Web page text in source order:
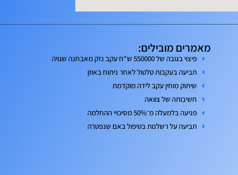
מאמרים מובילים:
פיצוי בגובה של 550000 ש"ח עקב נזק מאבחנה שגויה
תביעה בעקבות טלטול לאחר ניתוח באוזן
שיתוק מוחין עקב לידה מוקדמת
חשיבותה של צוואה
פגיעה בלמעלה מ־50% מסיכויי ההחלמה
תביעה על רשלנות בטיפול באם שנפטרה